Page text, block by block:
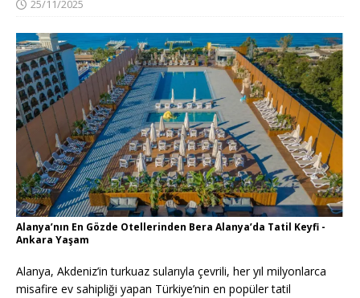
25/11/2025
Alanya’nın En Gözde Otellerinden Bera Alanya’da Tatil Keyfi -
Ankara Yaşam
Alanya, Akdeniz’in turkuaz sularıyla çevrili, her yıl milyonlarca
misafire ev sahipliği yapan Türkiye’nin en popüler tatil